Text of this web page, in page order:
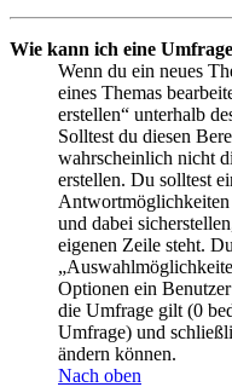
Wie kann ich eine
Wenn du ein neues
eines Themas
erstellen“ unterhalb
Solltest du diesen
wahrscheinlich nicht
erstellen. Du solltest
Antwortmöglichkeiten
und dabei
eigenen Zeile steht.
Optionen ein
die Umfrage gilt (0
Umfrage) und
ändern können.
Nach oben